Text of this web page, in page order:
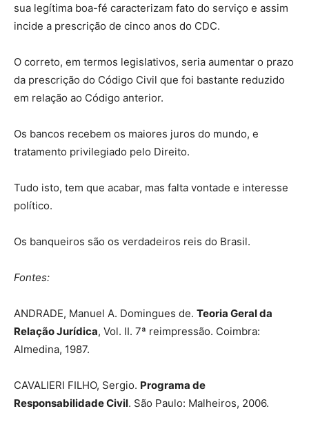
sua legítima boa-fé caracterizam fato do serviço e assim
incide a prescrição de cinco anos do CDC.
O correto, em termos legislativos, seria aumentar o prazo
da prescrição do Código Civil que foi bastante reduzido
em relação ao Código anterior.
Os bancos recebem os maiores juros do mundo, e
tratamento privilegiado pelo Direito.
Tudo isto, tem que acabar, mas falta vontade e interesse
político.
Os banqueiros são os verdadeiros reis do Brasil.
Fontes:
ANDRADE, Manuel A. Domingues de. Teoria Geral da
Relação Jurídica, Vol. II. 7ª reimpressão. Coimbra:
Almedina, 1987.
CAVALIERI FILHO, Sergio. Programa de
Responsabilidade Civil. São Paulo: Malheiros, 2006.